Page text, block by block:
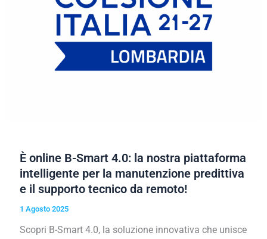
È online B-Smart 4.0: la nostra piattaforma
intelligente per la manutenzione predittiva
e il supporto tecnico da remoto!
1 Agosto 2025
Scopri B-Smart 4.0, la soluzione innovativa che unisce